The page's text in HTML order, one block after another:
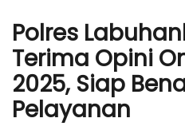
Polres
Terima Opini
2025, Siap
Pelayanan